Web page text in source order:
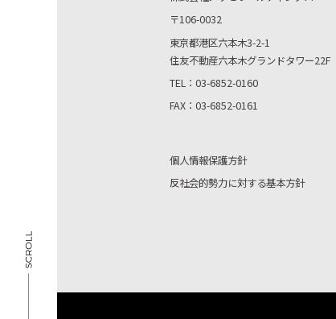
〒106-0032
東京都港区六本木3-2-1
住友不動産六本木グランドタワー22F
TEL：03-6852-0160
FAX：03-6852-0161
個人情報保護方針
反社会的勢力に対する基本方針